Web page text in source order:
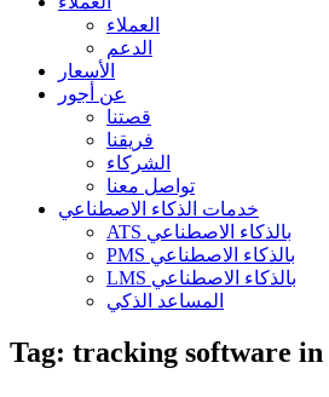
العملاء
الدعم
الأسعار
عن أجور
قصتنا
فريقنا
الشركاء
تواصل معنا
خدمات الذكاء الاصطناعي
ATS بالذكاء الاصطناعي
PMS بالذكاء الاصطناعي
LMS بالذكاء الاصطناعي
المساعد الذكي
Tag: tracking software